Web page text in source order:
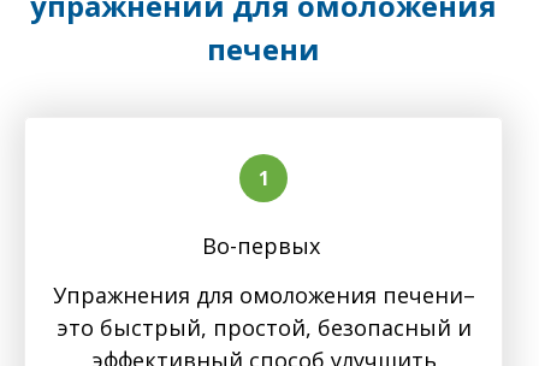
печени
Во-первых
Упражнения для омоложения печени–
это быстрый, простой, безопасный и
эффективный способ улучшить